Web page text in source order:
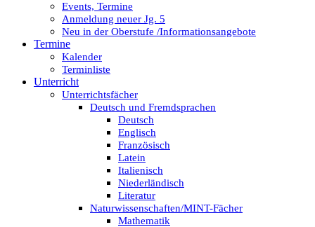
Events, Termine
Anmeldung neuer Jg. 5
Neu in der Oberstufe /Informationsangebote
Termine
Kalender
Terminliste
Unterricht
Unterrichtsfächer
Deutsch und Fremdsprachen
Deutsch
Englisch
Französisch
Latein
Italienisch
Niederländisch
Literatur
Naturwissenschaften/MINT-Fächer
Mathematik